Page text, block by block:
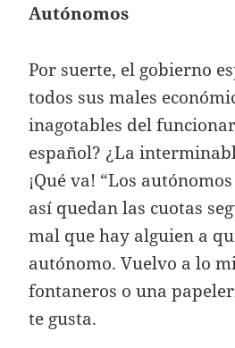
Autónomos
Por suerte, el gobierno
todos sus males
inagotables del
español? ¿La
¡Qué va! “Los
así quedan las cuotas
mal que hay alguien a
autónomo. Vuelvo a lo
fontaneros o una
te gusta.